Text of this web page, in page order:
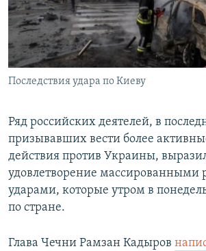
ПОБЕДИТЕЛЕЙ НЕ СУДЯТ?
КРЫМ.НЕПОКОРЕННЫЙ
ELIFBE
УКРАИНСКАЯ ПРОБЛЕМА КРЫМА
ПРИСОЕДИНЯЙТЕСЬ!
Последствия удара по Киеву
Ряд российских деятелей, в
призывавших вести более
действия против Украины,
удовлетворение массированными
ударами, которые утром в
по стране.
Глава Чечни Рамзан Кадыров